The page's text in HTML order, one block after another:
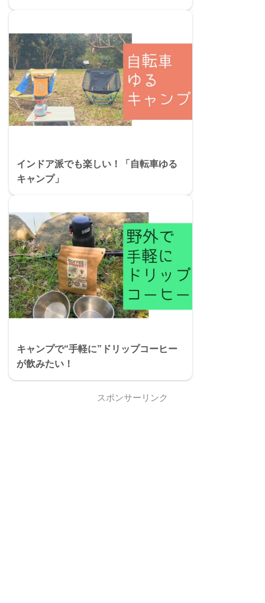
インドア派でも楽しい！「自転車ゆる
キャンプ」
キャンプで“手軽に”ドリップコーヒー
が飲みたい！
スポンサーリンク